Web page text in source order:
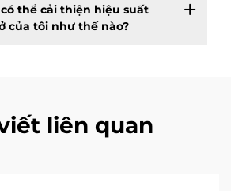
thể cải thiện hiệu suất
của tôi như thế nào?
liên quan